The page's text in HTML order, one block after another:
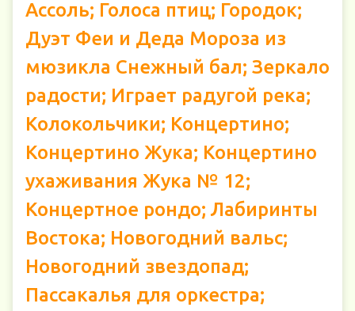
Ассоль; Голоса птиц; Городок;
Дуэт Феи и Деда Мороза из
мюзикла Снежный бал; Зеркало
радости; Играет радугой река;
Колокольчики; Концертино;
Концертино Жука; Концертино
ухаживания Жука № 12;
Концертное рондо; Лабиринты
Востока; Новогодний вальс;
Новогодний звездопад;
Пассакалья для оркестра;